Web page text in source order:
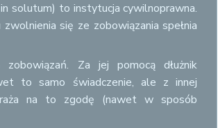
solutum) to instytucja cywilnoprawna.
się ze zobowiązania spełnia
Za jej pomocą dłużnik
to samo świadczenie, ale z innej
na to zgodę (nawet w sposób